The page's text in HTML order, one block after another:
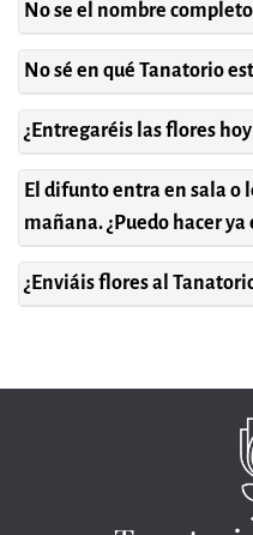
No se el nombre
No sé en qué Tanatorio
¿Entregaréis las flores
El difunto entra en sala o
mañana. ¿Puedo hacer ya
¿Enviáis flores al